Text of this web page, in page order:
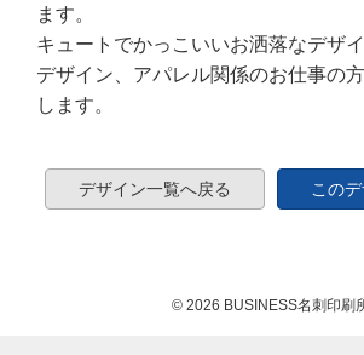
ます。
キュートでかっこいいお洒落なデザイ
デザイン、アパレル関係のお仕事の
します。
デザイン一覧へ戻る この
© 2026 BUSINESS名刺印刷